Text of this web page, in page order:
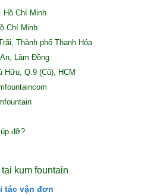
Hồ Chí Minh
Chí Minh
Thành phố Thanh Hóa
Lâm Đồng
Q.9 (Cũ), HCM
đỡ?
tác vận đơn